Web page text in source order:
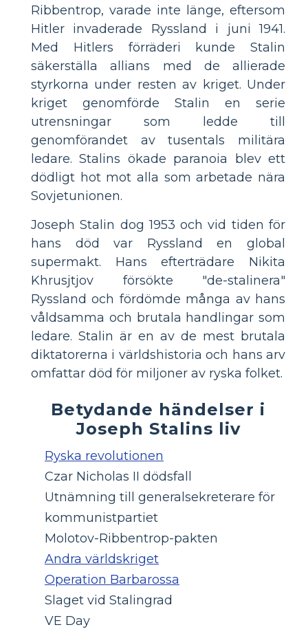
Ribbentrop, varade inte länge, eftersom
Hitler invaderade Ryssland i juni 1941.
Med Hitlers förräderi kunde Stalin
säkerställa allians med de allierade
styrkorna under resten av kriget. Under
kriget genomförde Stalin en serie
utrensningar som ledde till
genomförandet av tusentals militära
ledare. Stalins ökade paranoia blev ett
dödligt hot mot alla som arbetade nära
Sovjetunionen.
Joseph Stalin dog 1953 och vid tiden för
hans död var Ryssland en global
supermakt. Hans efterträdare Nikita
Khrusjtjov försökte "de-stalinera"
Ryssland och fördömde många av hans
våldsamma och brutala handlingar som
ledare. Stalin är en av de mest brutala
diktatorerna i världshistoria och hans arv
omfattar död för miljoner av ryska folket.
Betydande händelser i
Joseph Stalins liv
Ryska revolutionen
Czar Nicholas II dödsfall
Utnämning till generalsekreterare för
kommunistpartiet
Molotov-Ribbentrop-pakten
Andra världskriget
Operation Barbarossa
Slaget vid Stalingrad
VE Day